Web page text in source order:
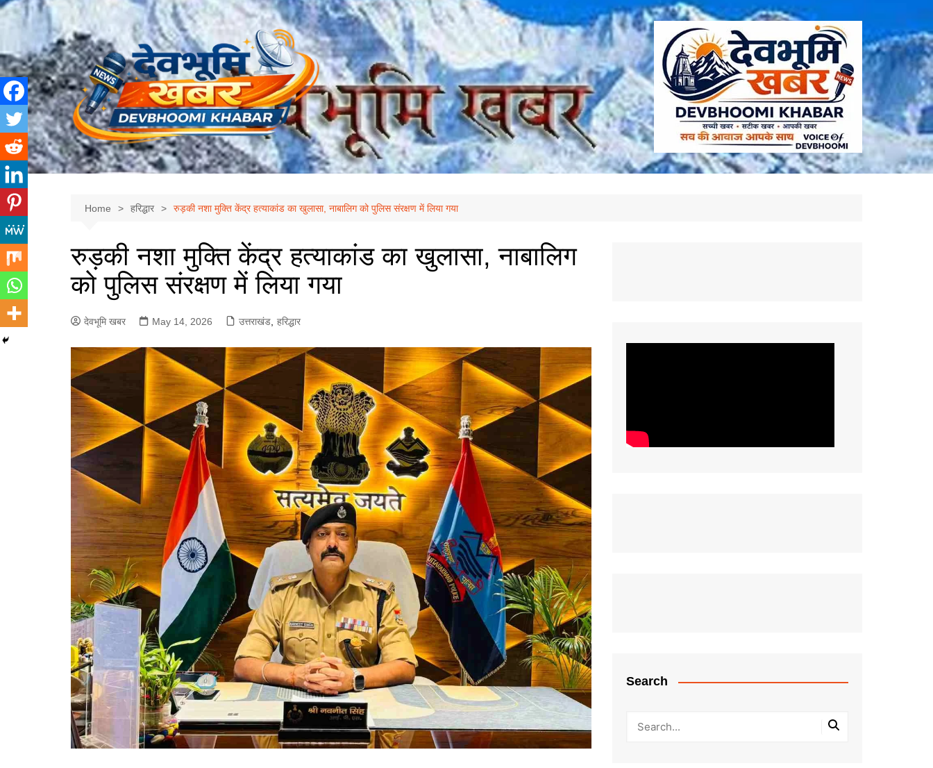
Skip
Home हरिद्धार रुड़की नशा मुक्ति केंद्र हत्याकांड का खुलासा, नाबालिग को पुलिस संरक्षण में लिया गया
रुड़की नशा मुक्ति केंद्र हत्याकांड का खुलासा, नाबालिग
को पुलिस संरक्षण में लिया गया
देवभूमि खबर May 14, 2026 उत्तराखंड हरिद्धार
Search